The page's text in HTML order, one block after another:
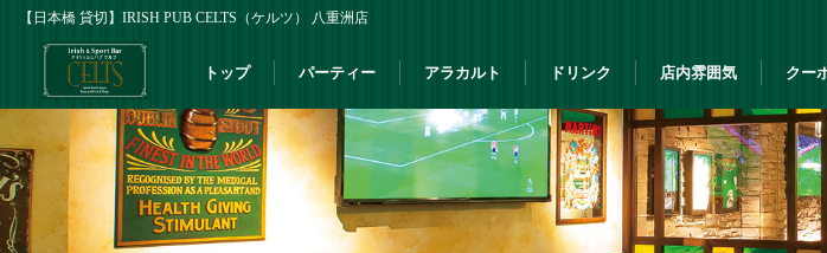
【日本橋 貸切】IRISH PUB CELTS（ケルツ） 八重洲店
トップ パーティー アラカルト ドリンク 店内雰囲気 クー